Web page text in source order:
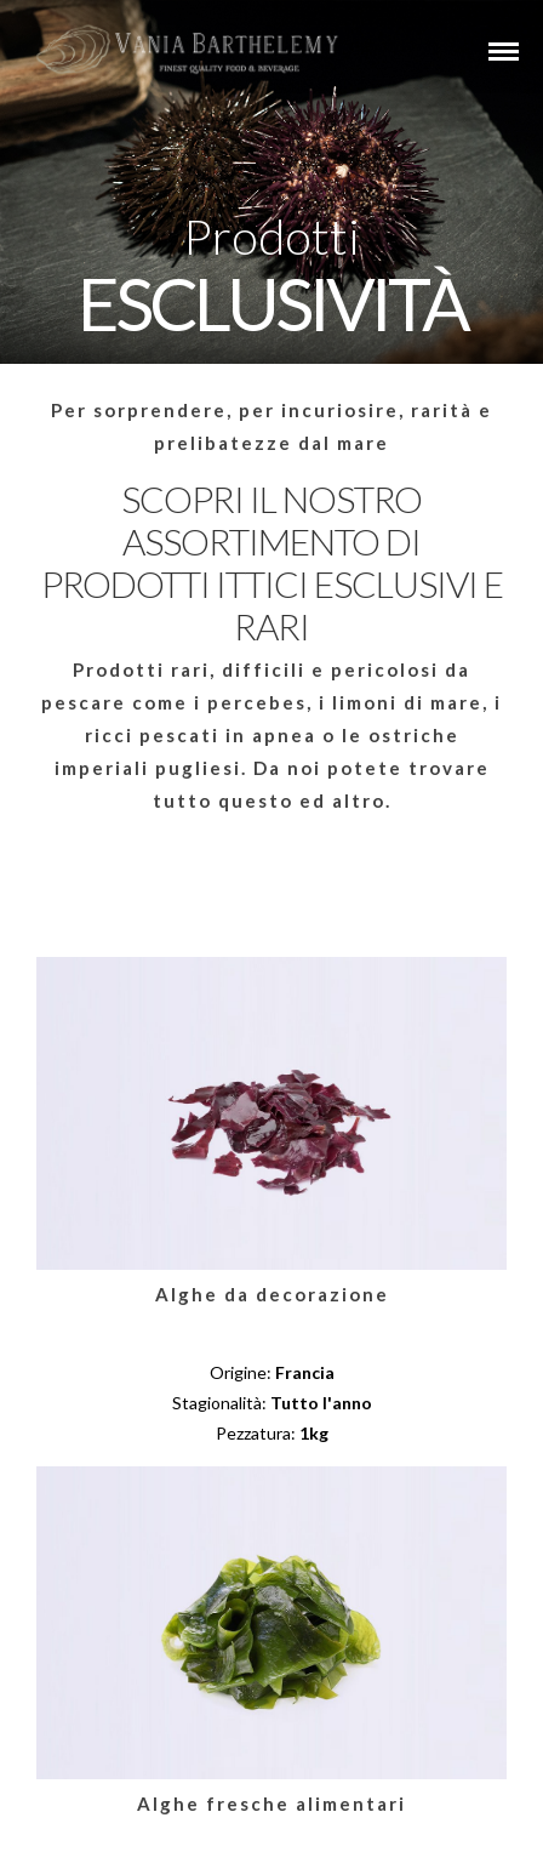
Prodotti
ESCLUSIVITÀ
Per sorprendere, per incuriosire, rarità e
prelibatezze dal mare
SCOPRI IL NOSTRO
ASSORTIMENTO DI
PRODOTTI ITTICI ESCLUSIVI E
RARI
Prodotti rari, difficili e pericolosi da
pescare come i percebes, i limoni di mare, i
ricci pescati in apnea o le ostriche
imperiali pugliesi. Da noi potete trovare
tutto questo ed altro.
Alghe da decorazione
Origine: Francia
Stagionalità: Tutto l'anno
Pezzatura: 1kg
Alghe fresche alimentari